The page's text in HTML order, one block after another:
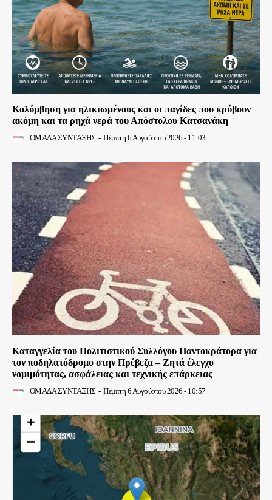
Κολύμβηση για ηλικιωμένους και οι παγίδες που κρύβουν
ακόμη και τα ρηχά νερά του Απόστολου Κατσανάκη
ΟΜΑΔΑ ΣΥΝΤΑΞΗΣ - Πέμπτη 6 Αυγούστου 2026 - 11:03
Καταγγελία του Πολιτιστικού Συλλόγου Παντοκράτορα για
τον ποδηλατόδρομο στην Πρέβεζα – Ζητά έλεγχο
νομιμότητας, ασφάλειας και τεχνικής επάρκειας
ΟΜΑΔΑ ΣΥΝΤΑΞΗΣ - Πέμπτη 6 Αυγούστου 2026 - 10:57